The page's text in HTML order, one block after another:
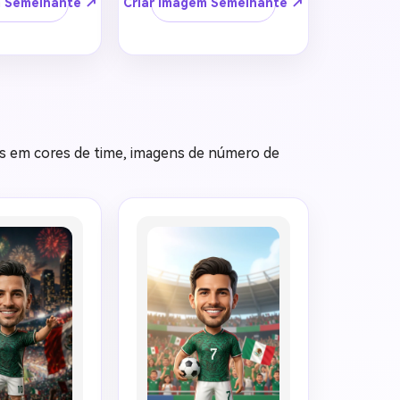
o sujeito
pescoço
e material
seleção
cores de
de
chuteiras
oficial,
Semelhante ↗
pele, expressão,
maquiagem e
bobblehead
Adicione um
uniforme de futebol
inspirado em [PAÍS],
número de camisa
[NÚMERO], textura
de tecido limpa,
chuteiras realistas,
pose com bola de
futebol, base
premium gravada
Criar Imagem Semelhante ↗
cores de time, imagens de número de